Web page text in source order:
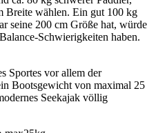
Breite wählen. Ein gut 100 kg
seine 200 cm Größe hat, würde
Schwierigkeiten haben.
Sportes vor allem der
Bootsgewicht von maximal 25
Seekajak völlig